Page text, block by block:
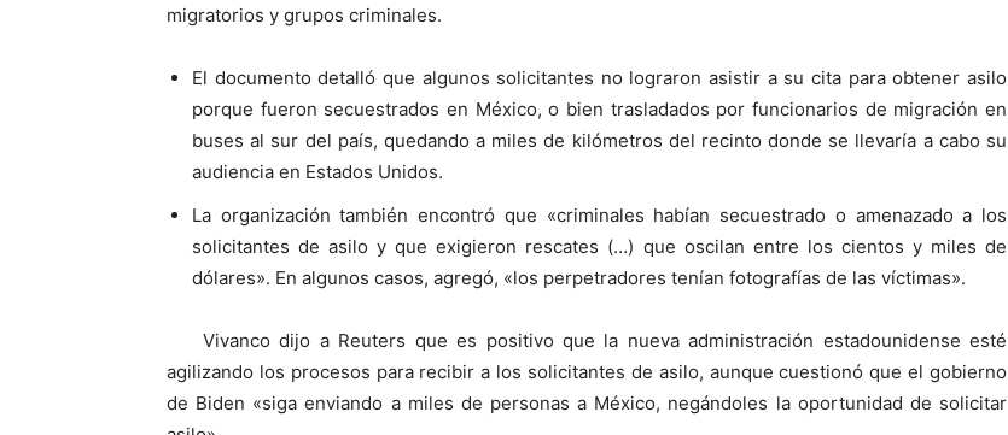
migratorios y grupos criminales.
El documento detalló que algunos solicitantes no lograron asistir a su cita para obtener asilo
porque fueron secuestrados en México, o bien trasladados por funcionarios de migración en
buses al sur del país, quedando a miles de kilómetros del recinto donde se llevaría a cabo su
audiencia en Estados Unidos.
La organización también encontró que «criminales habían secuestrado o amenazado a los
solicitantes de asilo y que exigieron rescates (…) que oscilan entre los cientos y miles de
dólares». En algunos casos, agregó, «los perpetradores tenían fotografías de las víctimas».
Vivanco dijo a Reuters que es positivo que la nueva administración estadounidense esté
agilizando los procesos para recibir a los solicitantes de asilo, aunque cuestionó que el gobierno
de Biden «siga enviando a miles de personas a México, negándoles la oportunidad de solicitar